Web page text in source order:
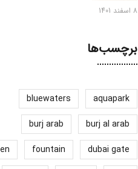
8 اسفند 1401
برچسب‌ها
aquapark
bluewaters
burj al arab
burj arab
dubai gate
fountain